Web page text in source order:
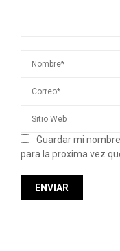
Guardar mi
para la proxima vez